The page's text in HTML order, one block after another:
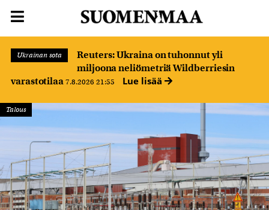
Ukrainan sota
Reuters: Ukraina on tuhonnut yli
miljoona neliömetriä Wildberriesin
varastotilaa 7.8.2026 21:55 Lue lisää
Talous